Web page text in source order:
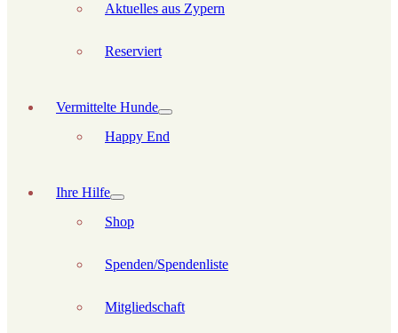
Aktuelles aus Zypern
Reserviert
Vermittelte Hunde
Happy End
Ihre Hilfe
Shop
Spenden/Spendenliste
Mitgliedschaft